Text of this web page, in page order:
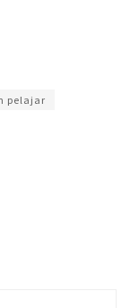
pelajar